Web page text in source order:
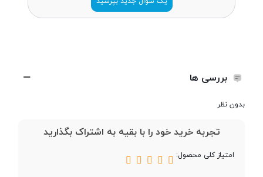
حافظه
مقدار RAM
بررسی ها
بدون نظر
تجربه خرید خود را با بقیه به اشتراک بگذارید
امتیاز کلی محصول: